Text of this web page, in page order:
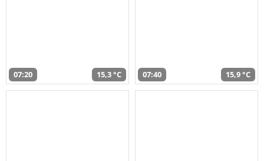
07:20 15,3 °C 07:40 15,9 °C